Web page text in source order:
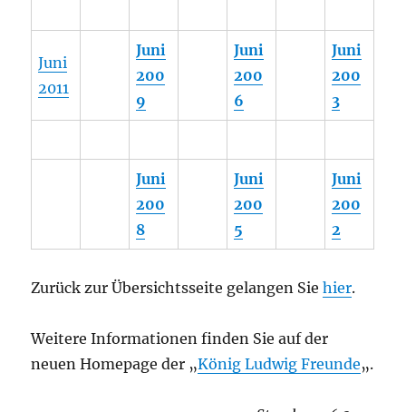
Juni
2011
Juni
200
9
Juni
200
6
Juni
200
3
Juni
200
8
Juni
200
5
Juni
200
2
Zurück zur Übersichtsseite gelangen Siehier.
Weitere Informationen finden Sie auf der
neuen Homepage der „König Ludwig Freunde„.